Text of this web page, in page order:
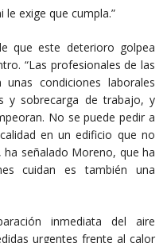
exige que cumpla.”
que este deterioro golpea
“Las profesionales de las
condiciones laborales
y sobrecarga de trabajo, y
No se puede pedir a
en un edificio que no
ha señalado Moreno, que ha
cuidan es también una
inmediata del aire
urgentes frente al calor